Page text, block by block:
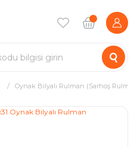
Oynak Bilyalı Rulman (Sarhoş